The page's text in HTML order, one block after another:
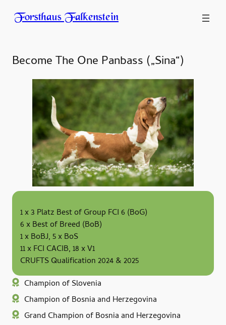
Zum
Inhalt
Forsthaus Falkenstein
Become The One Panbass („Sina“)
1 x 3 Platz Best of Group FCI 6 (BoG)
6 x Best of Breed (BoB)
1 x BoBJ, 5 x BoS
11 x FCI CACIB, 18 x V1
CRUFTS Qualification 2024 & 2025
Champion of Slovenia
Champion of Bosnia and Herzegovina
Grand Champion of Bosnia and Herzegovina